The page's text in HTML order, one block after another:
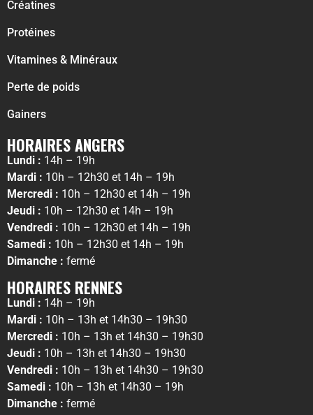
Créatines
Protéines
Vitamines & Minéraux
Perte de poids
Gainers
HORAIRES ANGERS
Lundi : 14h – 19h
Mardi : 10h – 12h30 et 14h – 19h
Mercredi : 10h – 12h30 et 14h – 19h
Jeudi : 10h – 12h30 et 14h – 19h
Vendredi : 10h – 12h30 et 14h – 19h
Samedi : 10h – 12h30 et 14h – 19h
Dimanche : fermé
HORAIRES RENNES
Lundi : 14h – 19h
Mardi : 10h – 13h et 14h30 – 19h30
Mercredi : 10h – 13h et 14h30 – 19h30
Jeudi : 10h – 13h et 14h30 – 19h30
Vendredi : 10h – 13h et 14h30 – 19h30
Samedi : 10h – 13h et 14h30 – 19h
Dimanche : fermé